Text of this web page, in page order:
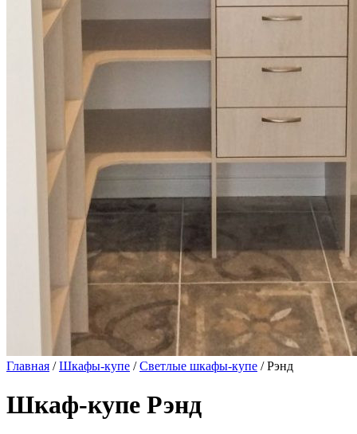
Главная /Шкафы-купе /Светлые шкафы-купе / Рэнд
Шкаф-купе Рэнд